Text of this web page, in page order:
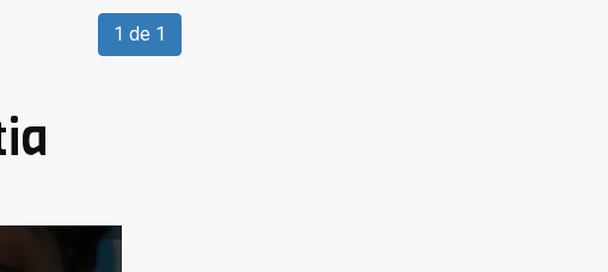
1 de 1